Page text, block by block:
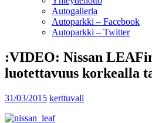
Autogalleria
Autoparkki – Facebook
Autoparkki – Twitter
:VIDEO: Nissan
luotettavuus korkealla
31/03/2015 kerttuvali